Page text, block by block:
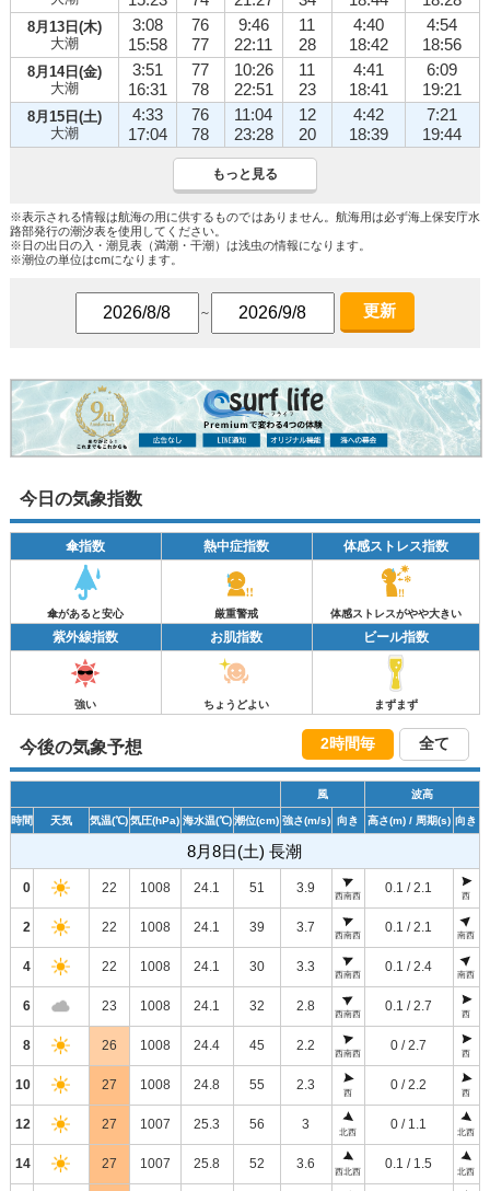
8月13日(木)
大潮
3:08
15:58
76
77
9:46
22:11
11
28
4:40
18:42
4:54
18:56
8月14日(金)
大潮
3:51
16:31
77
78
10:26
22:51
11
23
4:41
18:41
6:09
19:21
8月15日(土)
大潮
4:33
17:04
76
78
11:04
23:28
12
20
4:42
18:39
7:21
19:44
もっと見る
※表示される情報は航海の用に供するものではありません。航海用は必ず海上保安庁水
路部発行の潮汐表を使用してください。
※日の出日の入・潮見表（満潮・干潮）は浅虫の情報になります。
※潮位の単位はcmになります。
～ 更新
今日の気象指数
傘指数 熱中症指数 体感ストレス指数
傘があると安心 厳重警戒 体感ストレスがやや大きい
紫外線指数 お肌指数 ビール指数
強い ちょうどよい まずまず
今後の気象予想 2時間毎 全て
風 波高
時間 天気 気温(℃) 気圧(hPa) 海水温(℃) 潮位(cm) 強さ(m/s) 向き 高さ(m)/ 周期(s) 向き
8月8日(土) 長潮
0 22 1008 24.1 51 3.9
西南西
0.1 / 2.1
西
2 22 1008 24.1 39 3.7
西南西
0.1 / 2.1
南西
4 22 1008 24.1 30 3.3
西南西
0.1 / 2.4
南西
6 23 1008 24.1 32 2.8
西南西
0.1 / 2.7
西
8 26 1008 24.4 45 2.2
西南西
0 / 2.7
西
10 27 1008 24.8 55 2.3
西
0 / 2.2
西
12 27 1007 25.3 56 3
北西
0 / 1.1
北西
14 27 1007 25.8 52 3.6
西北西
0.1 / 1.5
北西